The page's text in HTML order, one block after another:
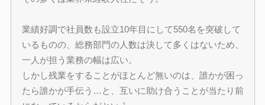
業績好調で社員数も設立10年目にして550名を突破して
いるものの、総務部門の人数は決して多くはないため、
一人が担う業務の幅は広い。
しかし残業をすることがほとんど無いのは、誰かが困っ
たら誰かが手伝う…と、互いに助け合うことが当たり前